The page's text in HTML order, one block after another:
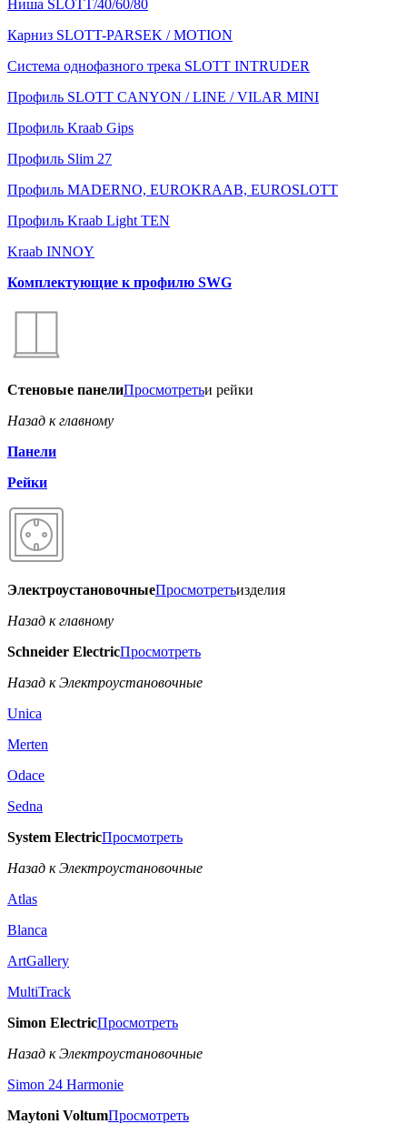
Ниша SLOTT/40/60/80
Карниз SLOTT-PARSEK / MOTION
Система однофазного трека SLOTT INTRUDER
Профиль SLOTT CANYON / LINE / VILAR MINI
Профиль Kraab Gips
Профиль Slim 27
Профиль MADERNO, EUROKRAAB, EUROSLOTT
Профиль Kraab Light TEN
Kraab INNOY
Комплектующие к профилю SWG
Стеновые панелиПросмотретьи рейки
Назад к главному
Панели
Рейки
ЭлектроустановочныеПросмотретьизделия
Назад к главному
Schneider ElectricПросмотреть
Назад к Электроустановочные
Unica
Merten
Odace
Sedna
System ElectricПросмотреть
Назад к Электроустановочные
Atlas
Blanca
ArtGallery
MultiTrack
Simon ElectricПросмотреть
Назад к Электроустановочные
Simon 24 Harmonie
Maytoni VoltumПросмотреть